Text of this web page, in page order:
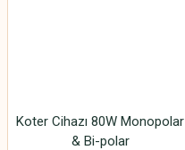
Koter Cihazı 80W Monopolar
& Bi-polar